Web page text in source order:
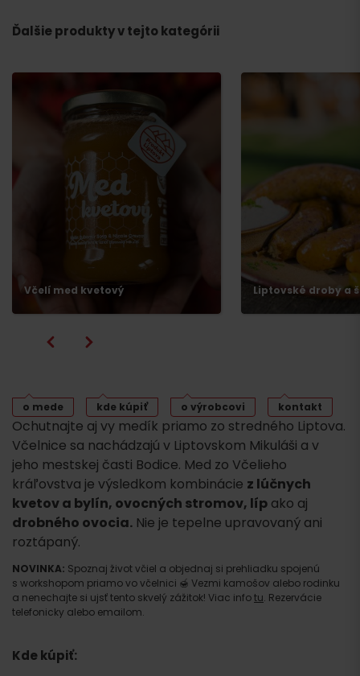
Ďalšie produkty v tejto kategórii
Včelí med kvetový Liptovské droby a
o mede kde kúpiť o výrobcovi kontakt
Ochutnajte aj vy medík priamo zo stredného Liptova.
Včelnice sa nachádzajú v Liptovskom Mikuláši a v
jeho mestskej časti Bodice. Med zo Včelieho
kráľovstva je výsledkom kombinácie z lúčnych
kvetov a bylín, ovocných stromov, líp ako aj
drobného ovocia. Nie je tepelne upravovaný ani
roztápaný.
NOVINKA: Spoznaj život včiel a objednaj si prehliadku spojenú
s workshopom priamo vo včelnici 🍯 Vezmi kamošov alebo rodinku
a nenechajte si ujsť tento skvelý zážitok! Viac infotu. Rezervácie
telefonicky alebo emailom.
Kde kúpiť: